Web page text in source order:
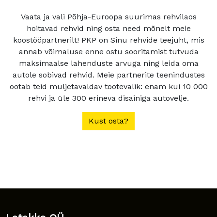
Vaata ja vali Põhja-Euroopa suurimas rehvilaos
hoitavad rehvid ning osta need mõnelt meie
koostööpartnerilt! PKP on Sinu rehvide teejuht, mis
annab võimaluse enne ostu sooritamist tutvuda
maksimaalse lahenduste arvuga ning leida oma
autole sobivad rehvid. Meie partnerite teenindustes
ootab teid muljetavaldav tootevalik: enam kui 10 000
rehvi ja üle 300 erineva disainiga autovelje.
Kust osta?